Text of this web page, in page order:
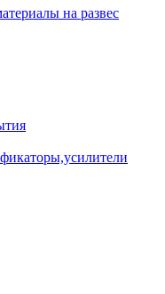
на развес